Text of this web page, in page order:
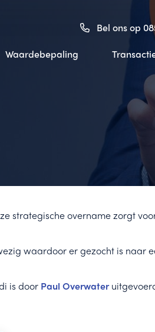
Bel ons op
Waardebepaling
strategische overname zorgt
waardoor er gezocht is naar
is door Paul Overwater